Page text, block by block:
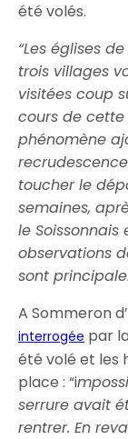
été volés.
“Les églises
trois villages
visitées coup
cours de cette
phénomène
toucher le
semaines,
le Soissonnais
observations
sont
A Sommeron
interrogée par
été volé et les
place : “i
serrure avait
rentrer. En